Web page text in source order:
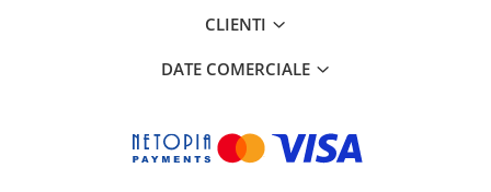
CLIENTI
DATE COMERCIALE